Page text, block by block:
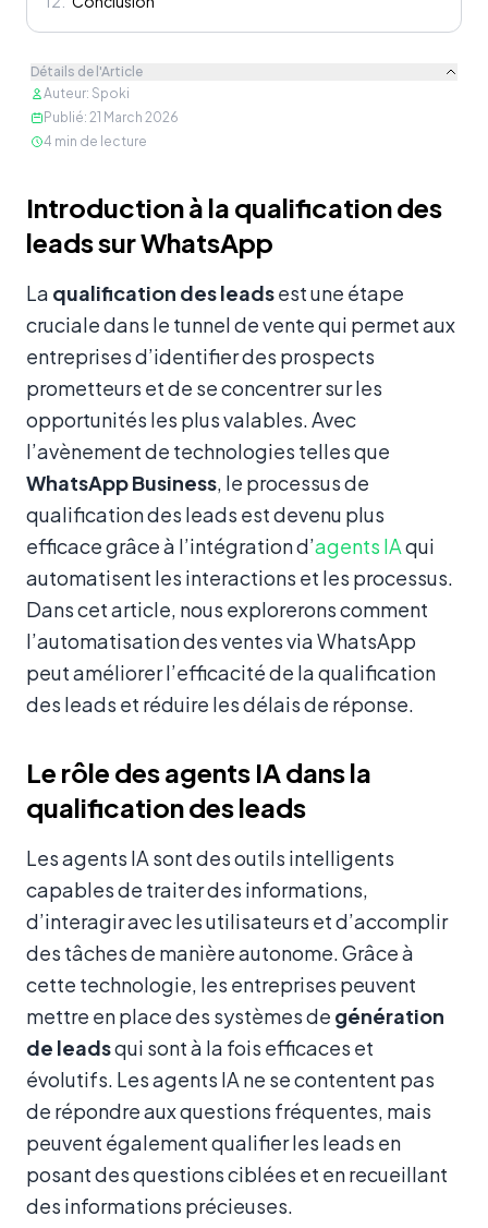
Détails de l'Article
Auteur: Spoki
Publié: 21 March 2026
4 min de lecture
Introduction à la qualification des
leads sur WhatsApp
La qualification des leadsest une étape
cruciale dans le tunnel de vente qui permet aux
entreprises d’identifier des prospects
prometteurs et de se concentrer sur les
opportunités les plus valables. Avec
l’avènement de technologies telles que
WhatsApp Business, le processus de
qualification des leads est devenu plus
efficace grâce à l’intégration d’agents IAqui
automatisent les interactions et les processus.
Dans cet article, nous explorerons comment
l’automatisation des ventes via WhatsApp
peut améliorer l’efficacité de la qualification
des leads et réduire les délais de réponse.
Le rôle des agents IA dans la
qualification des leads
Les agents IA sont des outils intelligents
capables de traiter des informations,
d’interagir avec les utilisateurs et d’accomplir
des tâches de manière autonome. Grâce à
cette technologie, les entreprises peuvent
mettre en place des systèmes de génération
de leadsqui sont à la fois efficaces et
évolutifs. Les agents IA ne se contentent pas
de répondre aux questions fréquentes, mais
peuvent également qualifier les leads en
posant des questions ciblées et en recueillant
des informations précieuses.